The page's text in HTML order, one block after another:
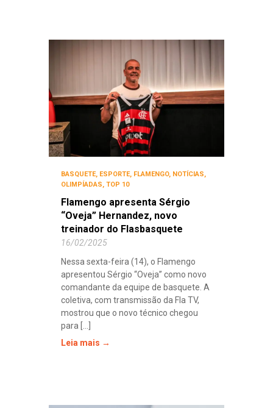
BASQUETE, ESPORTE, FLAMENGO, NOTÍCIAS,
OLIMPÍADAS, TOP 10
Flamengo apresenta Sérgio
“Oveja” Hernandez, novo
treinador do Flasbasquete
16/02/2025
Nessa sexta-feira (14), o Flamengo
apresentou Sérgio “Oveja” como novo
comandante da equipe de basquete. A
coletiva, com transmissão da Fla TV,
mostrou que o novo técnico chegou
para [...]
Leia mais →